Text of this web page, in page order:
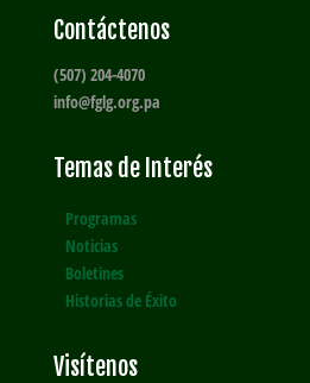
Contáctenos
(507) 204-4070
info@fglg.org.pa
Temas de Interés
Programas
Noticias
Boletines
Historias de Éxito
Visítenos